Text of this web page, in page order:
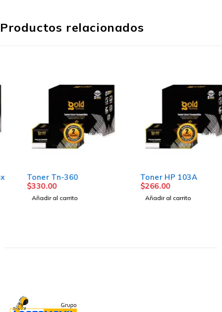
Productos relacionados
Toner Tn-360
330.00
Añadir al carrito
Toner HP 103A
266.00
Añadir al carrito